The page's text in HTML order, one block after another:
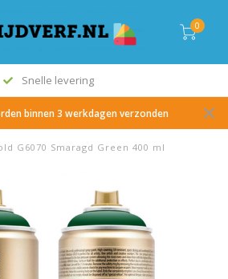
0
Snelle levering
binnen 3 werkdagen verzonden
G6070 Smaragd Green 400 ml